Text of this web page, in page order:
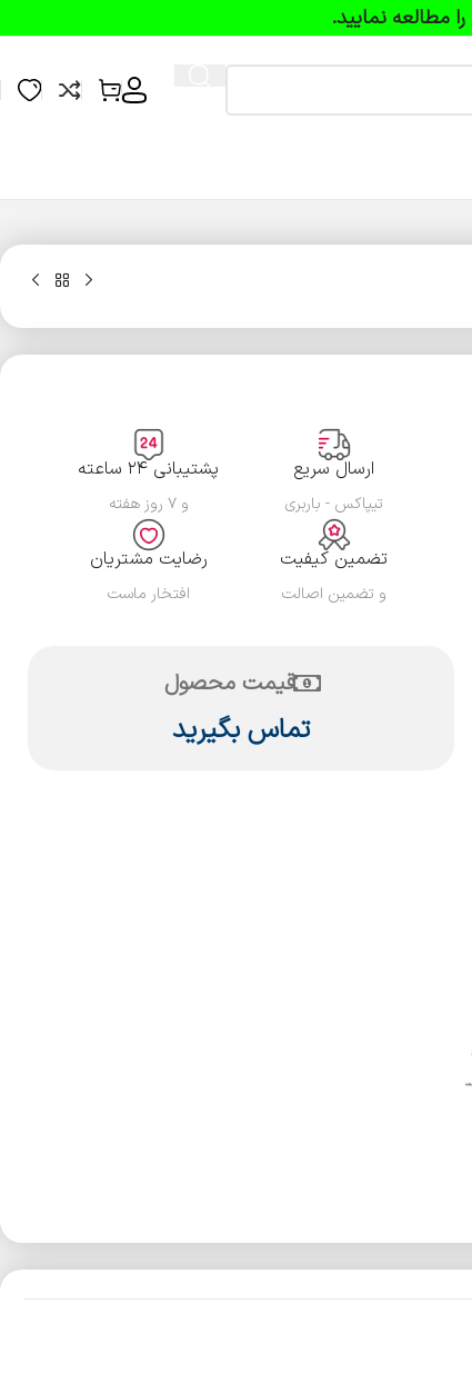
را مطالعه نمایید.
ارسال سریع
تیپاکس - باربری
پشتیبانی ۲۴ ساعته
و ۷ روز هفته
تضمین کیفیت
و تضمین اصالت
رضایت مشتریان
افتخار ماست
قیمت محصول
تماس بگیرید